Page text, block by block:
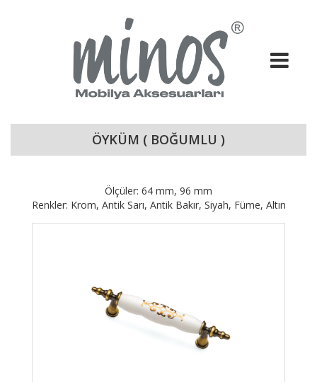
ÖYKÜM ( BOĞUMLU )
Ölçüler: 64 mm, 96 mm
Renkler: Krom, Antik Sarı, Antik Bakır, Siyah, Füme, Altın